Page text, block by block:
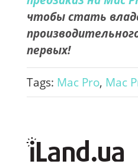
чтобы стать
первых!
Tags: Mac Pro, Mac